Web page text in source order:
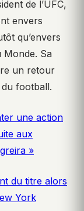
de l’UFC,
envers
qu’envers
Monde. Sa
un retour
football.
une action
aux
»
du titre alors
York